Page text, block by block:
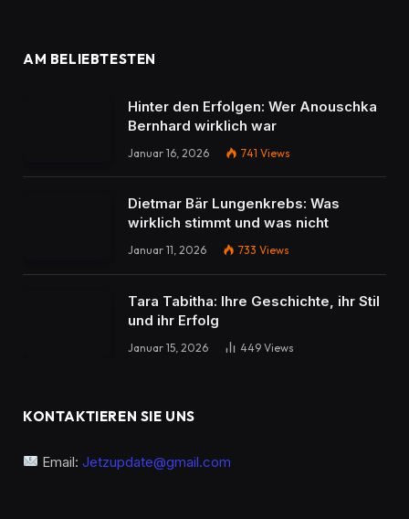
AM BELIEBTESTEN
Hinter den Erfolgen: Wer Anouschka
Bernhard wirklich war
Januar 16, 2026 741 Views
Dietmar Bär Lungenkrebs: Was
wirklich stimmt und was nicht
Januar 11, 2026 733 Views
Tara Tabitha: Ihre Geschichte, ihr Stil
und ihr Erfolg
Januar 15, 2026 449 Views
KONTAKTIEREN SIE UNS
Email:Jetzupdate@gmail.com